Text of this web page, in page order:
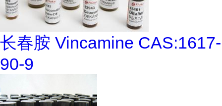
长春胺 Vincamine CAS:1617-
90-9